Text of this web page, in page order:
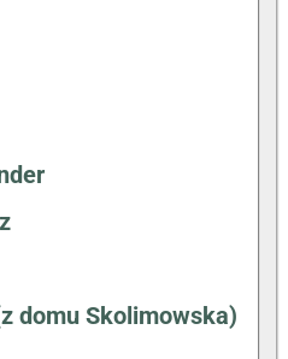
domu Skolimowska)